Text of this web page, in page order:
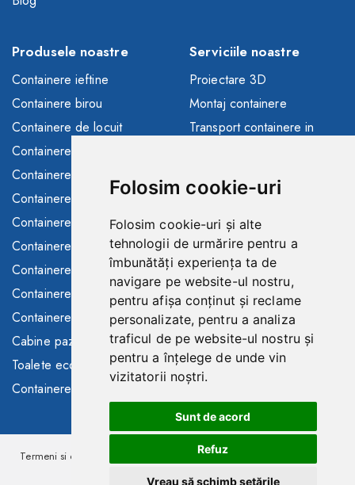
Folosim cookie-uri
Folosim cookie-uri și alte
tehnologii de urmărire pentru a
îmbunătăți experiența ta de
navigare pe website-ul nostru,
pentru afișa conținut și reclame
personalizate, pentru a analiza
traficul de pe website-ul nostru și
pentru a înțelege de unde vin
vizitatorii noștri.
Sunt de acord
Refuz
Vreau să schimb setările
Produsele noastre
Containere ieftine
Containere birou
Containere de locuit
Containere depozitare
Containere sanitare
Containere santier
Containere maritime
Containere modulare
Containere frigorifice
Containere comerciale
Containere SH
Cabine paza
Toalete ecologice
Containere in stoc
Serviciile noastre
Proiectare 3D
Montaj containere
Transport containere in
Consultanta/asistenta
Buyback containere folosite
Containere de inchiriat
Toalete ecologice de
inchiriat
Gard mobil de inchiriat
Termeni si conditii Politica de confidentialitate
PALMEX CM.